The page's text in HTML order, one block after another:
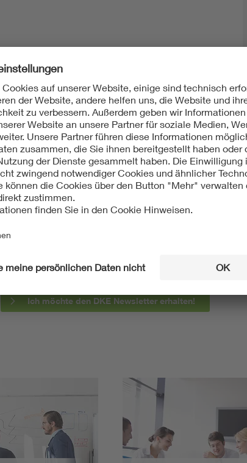
Mit unserem DKE Newsletter sind Sie immer top
fassen wir die wichtigsten Entwicklungen in der
berichten wir über aktuelle Arbeitsergebnisse,
informieren wir Sie bereits frühzeitig über zukünftige
Ich möchte den DKE Newsletter erhalten!